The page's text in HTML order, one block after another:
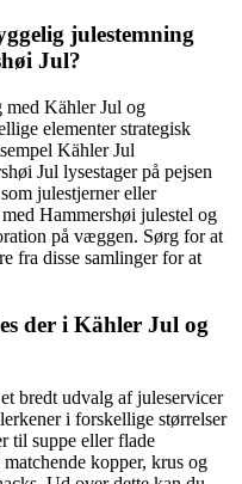
julestemning
Jul?
med Kähler Jul og
elementer strategisk
Kähler Jul
Jul lysestager på pejsen
julestjerner eller
Hammershøi julestel og
på væggen. Sørg for at
fra disse samlinger for at
der i Kähler Jul og
bredt udvalg af juleservicer
i forskellige størrelser
til suppe eller flade
kopper, krus og